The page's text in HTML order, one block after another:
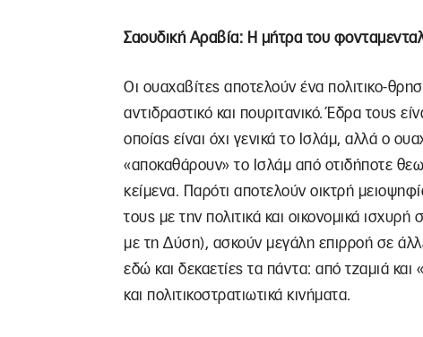
Σαουδική Αραβία: Η μήτρα του
Οι ουαχαβίτες αποτελούν ένα πολιτικο-
αντιδραστικό και πουριτανικό. Έδρα τους
οποίας είναι όχι γενικά το Ισλάμ, αλλά ο
«αποκαθάρουν» το Ισλάμ από οτιδήποτε
κείμενα. Παρότι αποτελούν οικτρή
τους με την πολιτικά και οικονομικά
με τη Δύση), ασκούν μεγάλη επιρροή σε
εδώ και δεκαετίες τα πάντα: από τζαμιά και
και πολιτικοστρατιωτικά κινήματα.